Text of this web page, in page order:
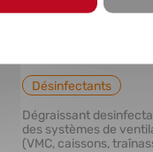
Désinfectants
Dégraissant
des systèmes de
(VMC, caissons,